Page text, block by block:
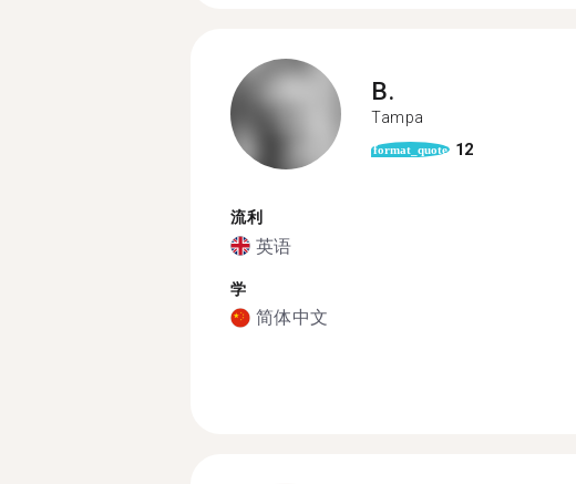
B.
Tampa
format_quote 12
流利
英语
学
简体中文